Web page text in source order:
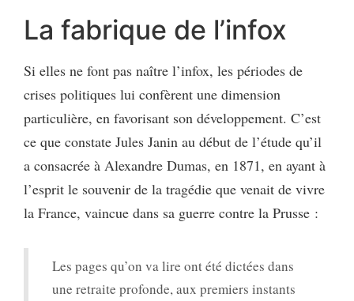
La fabrique de l’infox
Si elles ne font pas naître l’infox, les périodes de
crises politiques lui confèrent une dimension
particulière, en favorisant son développement. C’est
ce que constate Jules Janin au début de l’étude qu’il
a consacrée à Alexandre Dumas, en 1871, en ayant à
l’esprit le souvenir de la tragédie que venait de vivre
la France, vaincue dans sa guerre contre la Prusse :
Les pages qu’on va lire ont été dictées dans
une retraite profonde, aux premiers instants